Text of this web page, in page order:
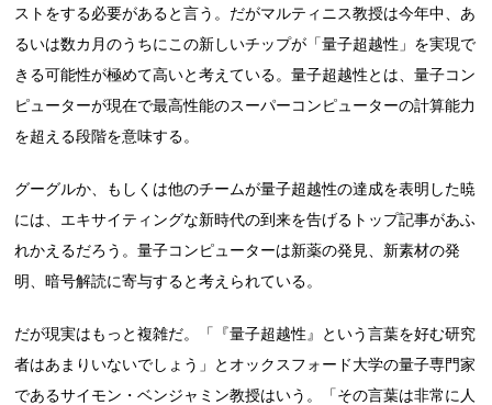
ストをする必要があると言う。だがマルティニス教授は今年中、あ
るいは数カ月のうちにこの新しいチップが「量子超越性」を実現で
きる可能性が極めて高いと考えている。量子超越性とは、量子コン
ピューターが現在で最高性能のスーパーコンピューターの計算能力
を超える段階を意味する。
グーグルか、もしくは他のチームが量子超越性の達成を表明した暁
には、エキサイティングな新時代の到来を告げるトップ記事があふ
れかえるだろう。量子コンピューターは新薬の発見、新素材の発
明、暗号解読に寄与すると考えられている。
だが現実はもっと複雑だ。「『量子超越性』という言葉を好む研究
者はあまりいないでしょう」とオックスフォード大学の量子専門家
であるサイモン・ベンジャミン教授はいう。「その言葉は非常に人